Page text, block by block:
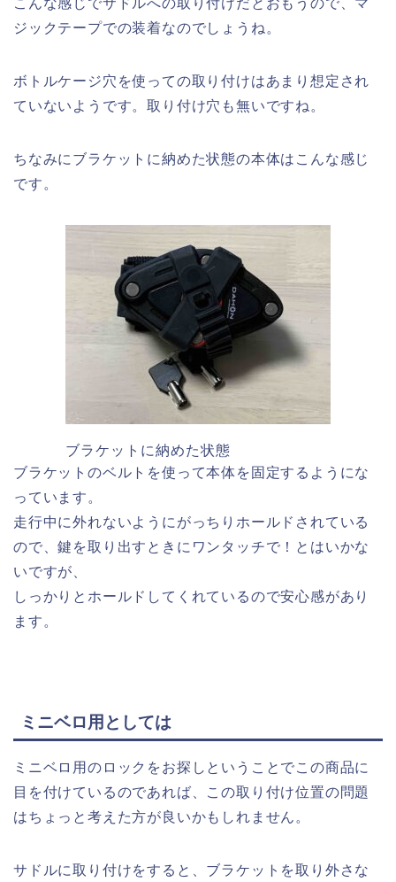
ジックテープでの装着なのでしょうね。
ボトルケージ穴を使っての取り付けはあまり想定され
ていないようです。取り付け穴も無いですね。
ちなみにブラケットに納めた状態の本体はこんな感じ
です。
ブラケットに納めた状態
ブラケットのベルトを使って本体を固定するようにな
っています。
走行中に外れないようにがっちりホールドされている
ので、鍵を取り出すときにワンタッチで！とはいかな
いですが、
しっかりとホールドしてくれているので安心感があり
ます。
ミニベロ用としては
ミニベロ用のロックをお探しということでこの商品に
目を付けているのであれば、この取り付け位置の問題
はちょっと考えた方が良いかもしれません。
サドルに取り付けをすると、ブラケットを取り外さな